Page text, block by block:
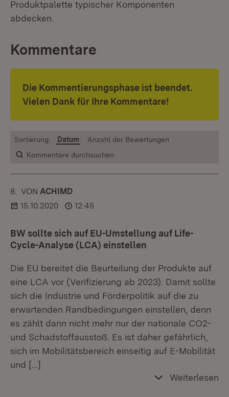
Produktpalette typischer Komponenten
abdecken.
Kommentare
Die Kommentierungsphase ist beendet.
Vielen Dank für Ihre Kommentare!
Kommentare durchsuchen
Sortierung: Datum Anzahl der Bewertungen
8. KOMMENTAR
VON :ACHIMD
15.10.2020
12:45
BW sollte sich auf EU-Umstellung auf Life-
Cycle-Analyse (LCA) einstellen
Die EU bereitet die Beurteilung der Produkte auf
eine LCA vor (Verifizierung ab 2023). Damit sollte
sich die Industrie und Förderpolitik auf die zu
erwartenden Randbedingungen einstellen, denn
es zählt dann nicht mehr nur der nationale CO2-
und Schadstoffausstoß. Es ist daher gefährlich,
sich im Mobilitätsbereich einseitig auf E-Mobilität
und […]
Weiterlesen